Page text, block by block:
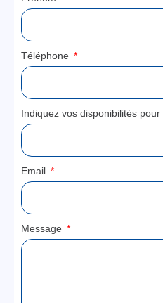
Téléphone
Indiquez vos disponibilités
Email
Message